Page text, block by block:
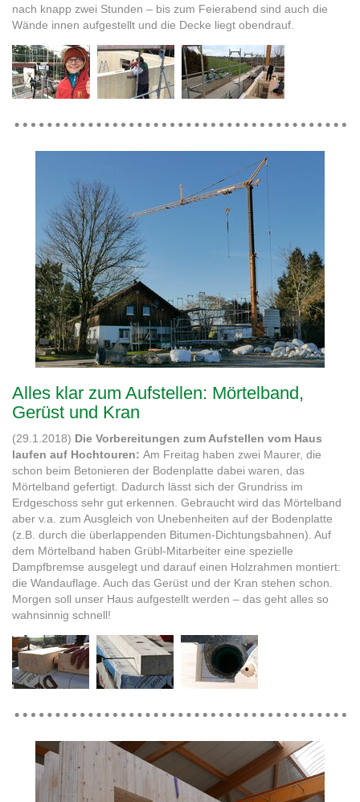
nach knapp zwei Stunden – bis zum Feierabend sind auch die
Wände innen aufgestellt und die Decke liegt obendrauf.
Alles klar zum Aufstellen: Mörtelband,
Gerüst und Kran
(29.1.2018) Die Vorbereitungen zum Aufstellen vom Haus
laufen auf Hochtouren: Am Freitag haben zwei Maurer, die
schon beim Betonieren der Bodenplatte dabei waren, das
Mörtelband gefertigt. Dadurch lässt sich der Grundriss im
Erdgeschoss sehr gut erkennen. Gebraucht wird das Mörtelband
aber v.a. zum Ausgleich von Unebenheiten auf der Bodenplatte
(z.B. durch die überlappenden Bitumen-Dichtungsbahnen). Auf
dem Mörtelband haben Grübl-Mitarbeiter eine spezielle
Dampfbremse ausgelegt und darauf einen Holzrahmen montiert:
die Wandauflage. Auch das Gerüst und der Kran stehen schon.
Morgen soll unser Haus aufgestellt werden – das geht alles so
wahnsinnig schnell!